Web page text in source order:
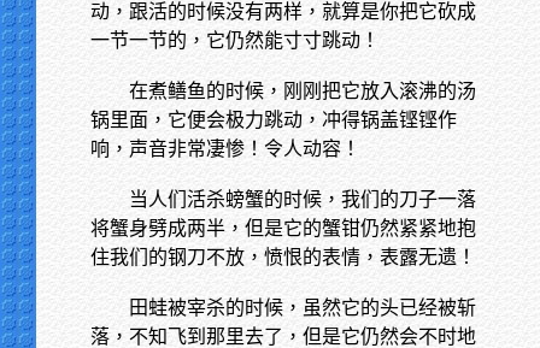
动，跟活的时候没有两样，就算是你把它砍成
一节一节的，它仍然能寸寸跳动！
在煮鳝鱼的时候，刚刚把它放入滚沸的汤
锅里面，它便会极力跳动，冲得锅盖铿铿作
响，声音非常凄惨！令人动容！
当人们活杀螃蟹的时候，我们的刀子一落
将蟹身劈成两半，但是它的蟹钳仍然紧紧地抱
住我们的钢刀不放，愤恨的表情，表露无遗！
田蛙被宰杀的时候，虽然它的头已经被斩
落，不知飞到那里去了，但是它仍然会不时地